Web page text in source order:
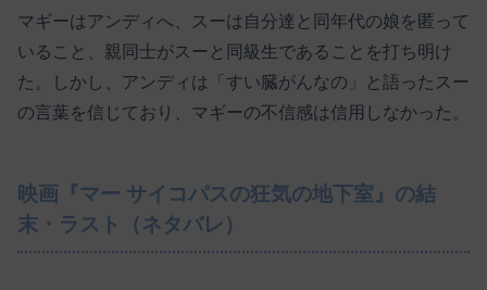
マギーはアンディへ、スーは自分達と同年代の娘を匿って
いること、親同士がスーと同級生であることを打ち明け
た。しかし、アンディは「すい臓がんなの」と語ったスー
の言葉を信じており、マギーの不信感は信用しなかった。
映画『マー サイコパスの狂気の地下室』の結
末・ラスト（ネタバレ）